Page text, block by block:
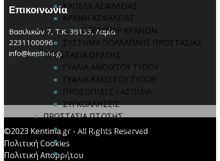
ΚΑΠΕΛΑ ΑΣΦΑΛΕΙΑΣ
ΚΡΑΝΗ ΑΣΦΑΛΕΙΑΣ
ΑΞΕΣΟΥΑΡ ΚΡΑΝΩΝ
ΣΥΣΤΗΜΑ ΠΟΛΛΑΠΛΗΣ ΠΡΟΣΤΑΣΙΑΣ
ΠΡΟΣΤΑΣΙΑ ΟΡΑΣΗΣ
ΓΥΑΛΙΑ ΑΝΟΙΧΤΟΥ ΤΥΠΟΥ
ΓΥΑΛΙΑ ΚΛΕΙΣΤΟΥ ΤΥΠΟΥ
ΠΡΟΣΩΠΙΔΕΣ / ΑΣΠΙΔΙΑ
ΣΥΓΚΟΛΛΗΣΕΙΣ
ΠΡΟΣΤΑΣΙΑ ΠΤΩΣΗΣ
ΑΝΑΚΟΠΤΕΣ ΠΤΩΣΗΣ
ΑΞΕΣΟΥΑΡ
ΑΠΟΡΡΟΦΗΤΕΣ ΕΝΕΡΓΕΙΑΣ
Επικοινωνία
Βασιλικών 7, Τ.Κ. 35133, Λαμία
2231100096
info@kentima.gr
©2023 Kentima.gr - All Rights Reserved
Πολιτική Cookies
Πολιτική Απορρήτου